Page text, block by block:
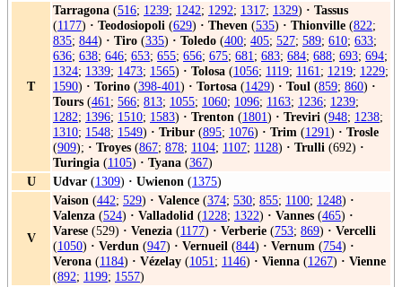
T
Tarragona (516; 1239; 1242; 1292; 1317; 1329) · Tassus
(1177) · Teodosiopoli (629) · Theven (535) · Thionville (822;
835; 844) · Tiro (335) · Toledo (400; 405; 527; 589; 610; 633;
636; 638; 646; 653; 655; 656; 675; 681; 683; 684; 688; 693; 694;
1324; 1339; 1473; 1565) · Tolosa (1056; 1119; 1161; 1219; 1229;
1590) · Torino (398-401) · Tortosa (1429) · Toul (859; 860) ·
Tours (461; 566; 813; 1055; 1060; 1096; 1163; 1236; 1239;
1282; 1396; 1510; 1583) · Trenton (1801) · Treviri (948; 1238;
1310; 1548; 1549) · Tribur (895; 1076) · Trim (1291) · Trosle
(909); · Troyes (867; 878; 1104; 1107; 1128) · Trulli (692) ·
Turingia (1105) · Tyana (367)
U
Udvar (1309) · Uwienon (1375)
V
Vaison (442; 529) · Valence (374; 530; 855; 1100; 1248) ·
Valenza (524) · Valladolid (1228; 1322) · Vannes (465) ·
Varese (529) · Venezia (1177) · Verberie (753; 869) · Vercelli
(1050) · Verdun (947) · Vernueil (844) · Vernum (754) ·
Verona (1184) · Vézelay (1051; 1146) · Vienna (1267) · Vienne
(892; 1199; 1557)